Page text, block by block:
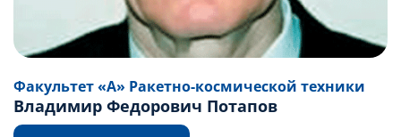
Факультет «А» Ракетно-космической техники
Владимир Федорович Потапов